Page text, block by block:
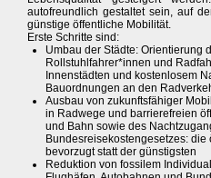
autofreundlich gestaltet sein, auf
günstige öffentliche Mobilität.
Erste Schritte sind:
Umbau der Städte: Orientierung
Rollstuhlfahrer*innen und
Innenstädten und kostenlosem
Bauordnungen an den
Ausbau von zukunftsfähiger
in Radwege und barrierefreien
und Bahn sowie des
Bundesreisekostengesetzes:
bevorzugt statt der günstigsten
Reduktion von fossilem